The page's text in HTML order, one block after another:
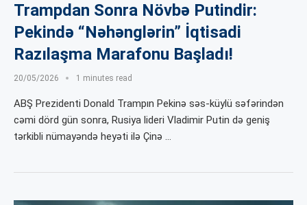
Trampdan Sonra Növbə Putindir:
Pekində “Nəhənglərin” İqtisadi
Razılaşma Marafonu Başladı!
20/05/2026 1 minutes read
ABŞ Prezidenti Donald Trampın Pekinə səs-küylü səfərindən
cəmi dörd gün sonra, Rusiya lideri Vladimir Putin də geniş
tərkibli nümayəndə heyəti ilə Çinə …